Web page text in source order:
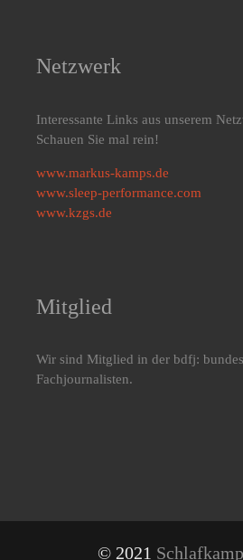
Netzwerk
Interessante Links aus unserem
Schauen Sie mal rein!
www.markus-kamps.de
www.sleep-performance.com
www.kzgs.de
Mitglied
Wir sind Mitglied in der bdfj:
Fachjournalisten.
© 2021